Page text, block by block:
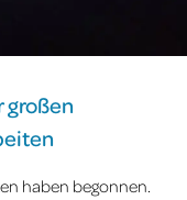
großen
haben begonnen.